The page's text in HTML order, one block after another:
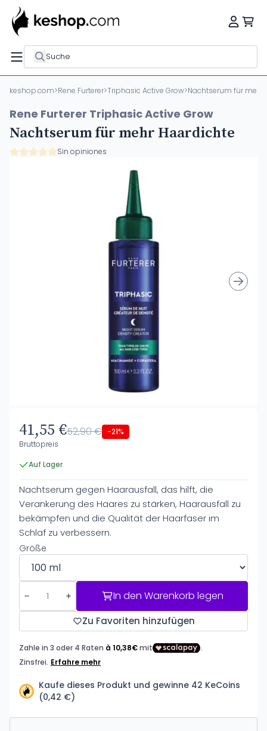
Suche
keshop.com>Rene Furterer>Triphasic Active Grow>Nachtserum für mehr
Rene Furterer Triphasic Active Grow
Nachtserum für mehr Haardichte
Sin opiniones
41,55 €52,90 € -21%
Bruttopreis
Auf Lager
Nachtserum gegen Haarausfall, das hilft, die
Verankerung des Haares zu stärken, Haarausfall zu
bekämpfen und die Qualität der Haarfaser im
Schlaf zu verbessern.
Größe
In den Warenkorb legen
Zu Favoriten hinzufügen
Kaufe dieses Produkt und gewinne 42 KeCoins
(0,42 €)